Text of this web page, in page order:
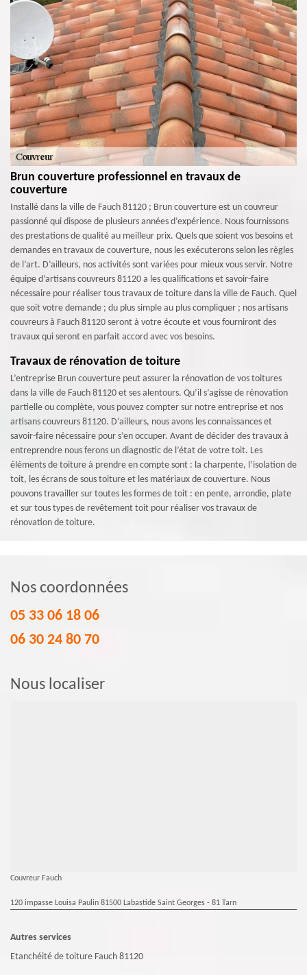
Brun couverture professionnel en travaux de
couverture
Installé dans la ville de Fauch 81120 ; Brun couverture est un couvreur
passionné qui dispose de plusieurs années d’expérience. Nous fournissons
des prestations de qualité au meilleur prix. Quels que soient vos besoins et
demandes en travaux de couverture, nous les exécuterons selon les règles
de l’art. D’ailleurs, nos activités sont variées pour mieux vous servir. Notre
équipe d’artisans couvreurs 81120 a les qualifications et savoir-faire
nécessaire pour réaliser tous travaux de toiture dans la ville de Fauch. Quel
que soit votre demande ; du plus simple au plus compliquer ; nos artisans
couvreurs à Fauch 81120 seront à votre écoute et vous fourniront des
travaux qui seront en parfait accord avec vos besoins.
Travaux de rénovation de toiture
L’entreprise Brun couverture peut assurer la rénovation de vos toitures
dans la ville de Fauch 81120 et ses alentours. Qu’il s’agisse de rénovation
partielle ou complète, vous pouvez compter sur notre entreprise et nos
artisans couvreurs 81120. D’ailleurs, nous avons les connaissances et
savoir-faire nécessaire pour s’en occuper. Avant de décider des travaux à
entreprendre nous ferons un diagnostic de l’état de votre toit. Les
éléments de toiture à prendre en compte sont : la charpente, l’isolation de
toit, les écrans de sous toiture et les matériaux de couverture. Nous
pouvons travailler sur toutes les formes de toit : en pente, arrondie, plate
et sur tous types de revêtement toit pour réaliser vos travaux de
rénovation de toiture.
Nos coordonnées
05 33 06 18 06
06 30 24 80 70
Nous localiser
Couvreur Fauch
120 impasse Louisa Paulin 81500 Labastide Saint Georges - 81 Tarn
Autres services
Etanchéité de toiture Fauch 81120